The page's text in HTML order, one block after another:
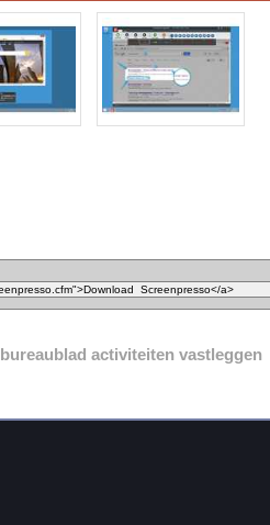
bureaublad activiteiten vastleggen